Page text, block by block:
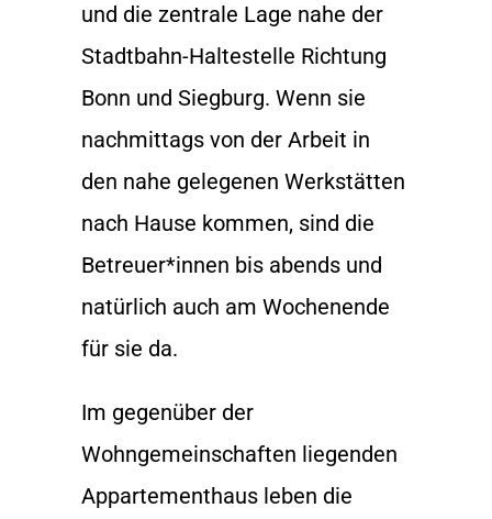
und die zentrale Lage nahe der
Stadtbahn-Haltestelle Richtung
Bonn und Siegburg. Wenn sie
nachmittags von der Arbeit in
den nahe gelegenen Werkstätten
nach Hause kommen, sind die
Betreuer*innen bis abends und
natürlich auch am Wochenende
für sie da.
Im gegenüber der
Wohngemeinschaften liegenden
Appartementhaus leben die